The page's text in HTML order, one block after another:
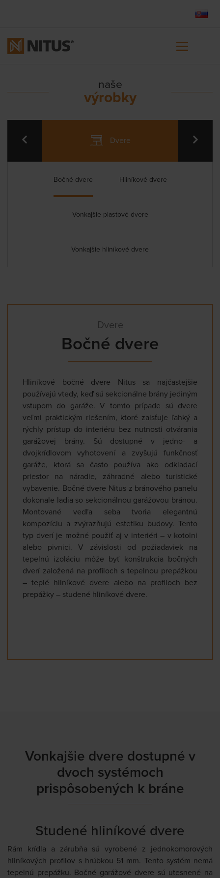
naše
výrobky
Dvere
Bočné dvere Hliníkové dvere
Vonkajšie plastové dvere
Vonkajšie hliníkové dvere
Dvere
Bočné dvere
Hliníkové bočné dvere Nitus sa najčastejšie
používajú vtedy, keď sú sekcionálne brány jediným
vstupom do garáže. V tomto prípade sú dvere
veľmi praktickým riešením, ktoré zaisťuje ľahký a
rýchly prístup do interiéru bez nutnosti otvárania
garážovej brány. Sú dostupné v jedno- a
dvojkrídlovom vyhotovení a zvyšujú funkčnosť
garáže, ktorá sa často používa ako odkladací
priestor na náradie, záhradné alebo turistické
vybavenie. Bočné dvere Nitus z bránového panelu
dokonale ladia so sekcionálnou garážovou bránou.
Montované vedľa seba tvoria elegantnú
kompozíciu a zvýrazňujú estetiku budovy. Tento
typ dverí je možné použiť aj v interiéri – v kotolni
alebo pivnici. V závislosti od požiadaviek na
tepelnú izoláciu môže byť konštrukcia bočných
dverí založená na profiloch s tepelnou prepážkou
– teplé hliníkové dvere alebo na profiloch bez
prepážky – studené hliníkové dvere.
Vonkajšie dvere dostupné v
dvoch systémoch
prispôsobených k bráne
Studené hliníkové dvere
Rám krídla a zárubňa sú vyrobené z jednokomorových
hliníkových profilov s hrúbkou 51 mm. Tento systém nemá
tepelnú prepážku. Bočné garážové dvere sú utesnené na